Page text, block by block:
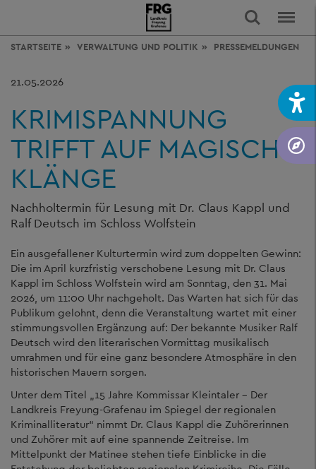
STARTSEITE VERWALTUNG UND POLITIK PRESSEMELDUNGEN
21.05.2026
KRIMISPANNUNG
TRIFFT AUF MAGISCHE
KLÄNGE
Nachholtermin für Lesung mit Dr. Claus Kappl und
Ralf Deutsch im Schloss Wolfstein
Ein ausgefallener Kulturtermin wird zum doppelten Gewinn:
Die im April kurzfristig verschobene Lesung mit Dr. Claus
Kappl im Schloss Wolfstein wird am Sonntag, den 31. Mai
2026, um 11:00 Uhr nachgeholt. Das Warten hat sich für das
Publikum gelohnt, denn die Veranstaltung wartet mit einer
stimmungsvollen Ergänzung auf: Der bekannte Musiker Ralf
Deutsch wird den literarischen Vormittag musikalisch
umrahmen und für eine ganz besondere Atmosphäre in den
historischen Mauern sorgen.
Unter dem Titel „15 Jahre Kommissar Kleintaler – Der
Landkreis Freyung-Grafenau im Spiegel der regionalen
Kriminalliteratur“ nimmt Dr. Claus Kappl die Zuhörerinnen
und Zuhörer mit auf eine spannende Zeitreise. Im
Mittelpunkt der Matinee stehen tiefe Einblicke in die